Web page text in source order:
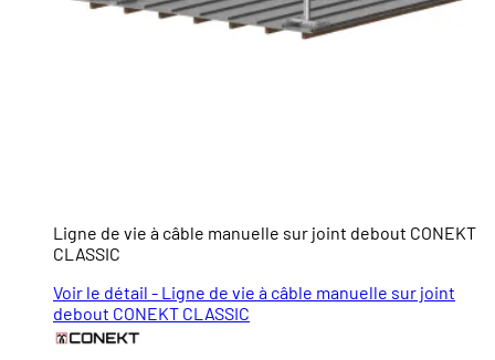
Ligne de vie à câble manuelle sur joint debout CONEKT
CLASSIC
Voir le détail - Ligne de vie à câble manuelle sur joint
debout CONEKT CLASSIC